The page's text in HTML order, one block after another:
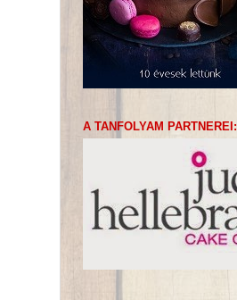
A TANFOLYAM PARTNEREI: